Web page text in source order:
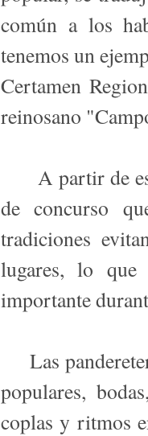
común a los
tenemos un
Certamen
reinosano
A partir de
de concurso
tradiciones
lugares, lo
importante
Las
populares,
coplas y ritmos